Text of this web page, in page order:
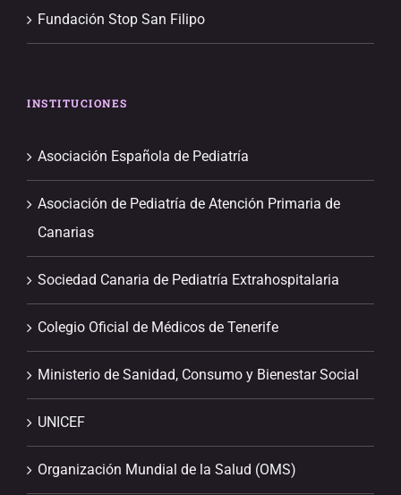
Fundación Stop San Filipo
INSTITUCIONES
Asociación Española de Pediatría
Asociación de Pediatría de Atención Primaria de
Canarias
Sociedad Canaria de Pediatría Extrahospitalaria
Colegio Oficial de Médicos de Tenerife
Ministerio de Sanidad, Consumo y Bienestar Social
UNICEF
Organización Mundial de la Salud (OMS)